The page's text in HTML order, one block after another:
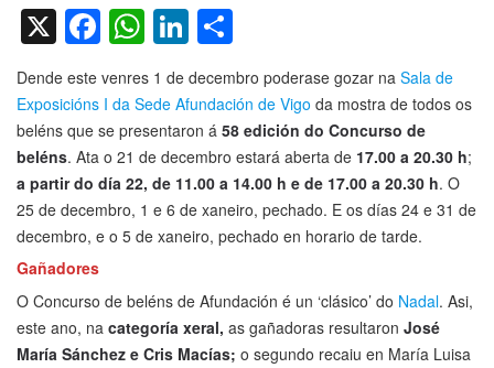
X Facebook
WhatsApp
LinkedIn
Dende este venres 1 de decembro poderase gozar na Sala de
Exposicións I da Sede Afundación de Vigo da mostra de todos os
beléns que se presentaron á 58 edición do Concurso de
beléns. Ata o 21 de decembro estará aberta de 17.00 a 20.30 h;
a partir do día 22, de 11.00 a 14.00 h e de 17.00 a 20.30 h. O
25 de decembro, 1 e 6 de xaneiro, pechado. E os días 24 e 31 de
decembro, e o 5 de xaneiro, pechado en horario de tarde.
Gañadores
O Concurso de beléns de Afundación é un ‘clásico’ do Nadal. Asi,
este ano, na categoría xeral, as gañadoras resultaron José
María Sánchez e Cris Macías; o segundo recaiu en María Luisa